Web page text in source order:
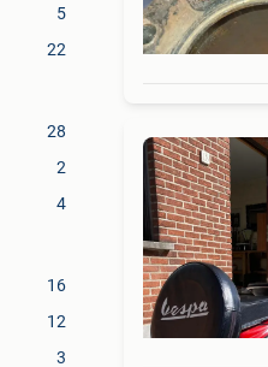
5
22
28
2
4
16
12
3